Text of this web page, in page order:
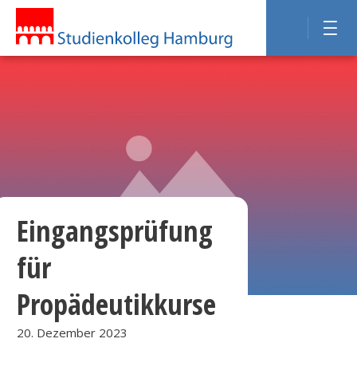
Eingangsprüfung
für
Propädeutikkurse
20. Dezember 2023